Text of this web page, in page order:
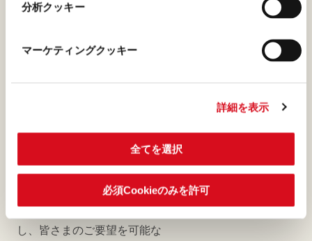
分析クッキー
マーケティングクッキー
詳細を表示
全てを選択
必須Cookieのみを許可
り詰まったイタリア産のオレ
ることを、一口食べただけで
のです。これが、ロアカーの
自然のままのピュアな美味し
さです。自然環境に誠心誠意
の配慮をしながら、その自然
の恩恵を本来の形のまま享受
し、皆さまのご要望を可能な